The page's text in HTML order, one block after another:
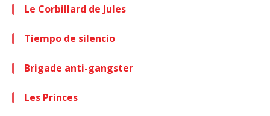
Le Corbillard de Jules
Tiempo de silencio
Brigade anti-gangster
Les Princes